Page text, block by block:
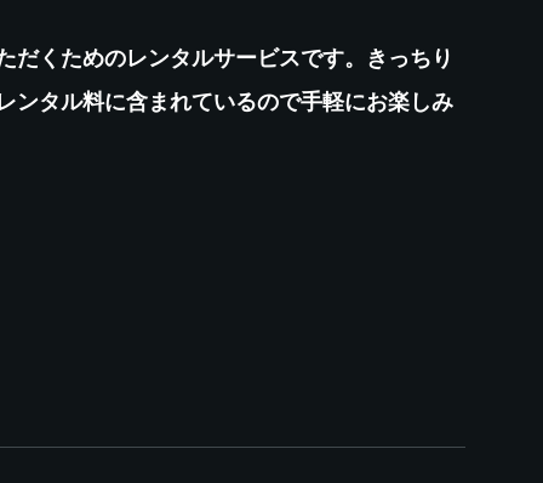
くためのレンタルサービスです。きっちり
ンタル料に含まれているので手軽にお楽しみ